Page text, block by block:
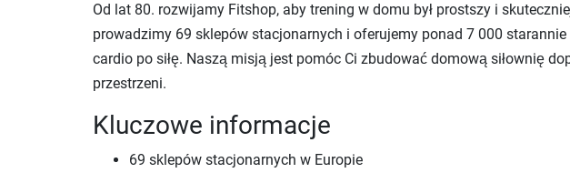
Od lat 80. rozwijamy Fitshop, aby trening w domu był prostszy i
prowadzimy 69 sklepów stacjonarnych i oferujemy ponad 7 000
cardio po siłę. Naszą misją jest pomóc Ci zbudować domową siłownię
przestrzeni.
Kluczowe informacje
69 sklepów stacjonarnych w Europie